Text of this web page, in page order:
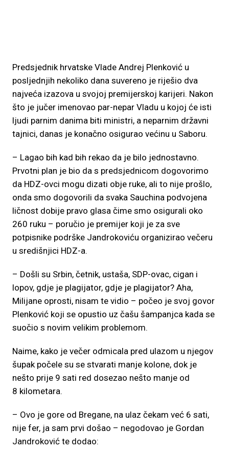
Predsjednik hrvatske Vlade Andrej Plenković u
posljednjih nekoliko dana suvereno je riješio dva
najveća izazova u svojoj premijerskoj karijeri. Nakon
što je jučer imenovao par-nepar Vladu u kojoj će isti
ljudi parnim danima biti ministri, a neparnim državni
tajnici, danas je konačno osigurao većinu u Saboru.
– Lagao bih kad bih rekao da je bilo jednostavno.
Prvotni plan je bio da s predsjednicom dogovorimo
da HDZ-ovci mogu dizati obje ruke, ali to nije prošlo,
onda smo dogovorili da svaka Sauchina podvojena
ličnost dobije pravo glasa čime smo osigurali oko
260 ruku – poručio je premijer koji je za sve
potpisnike podrške Jandrokoviću organizirao večeru
u središnjici HDZ-a.
– Došli su Srbin, četnik, ustaša, SDP-ovac, cigan i
lopov, gdje je plagijator, gdje je plagijator? Aha,
Milijane oprosti, nisam te vidio – počeo je svoj govor
Plenković koji se opustio uz čašu šampanjca kada se
suočio s novim velikim problemom.
Naime, kako je večer odmicala pred ulazom u njegov
šupak počele su se stvarati manje kolone, dok je
nešto prije 9 sati red dosezao nešto manje od
8 kilometara.
– Ovo je gore od Bregane, na ulaz čekam već 6 sati,
nije fer, ja sam prvi došao – negodovao je Gordan
Jandroković te dodao: